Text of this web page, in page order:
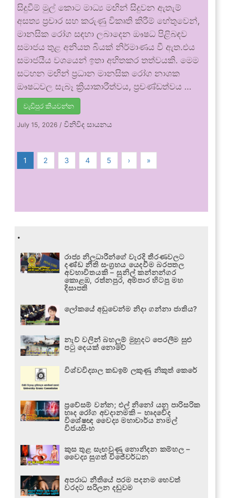
සිදුවීම් මුල් කොට මාධ්‍ය මඟින් සිදුවන ඇතැම්
අසත්‍ය ප්‍රචාර සහ කරුණු විකෘති කිරීම් හේතුවෙන්,
මානසික රෝග සඳහා ලබාදෙන ඖෂධ පිළිබඳව
සමාජය තුළ අනියත බියක් නිර්මාණය වී ඇත.එය
සමාජයීය වශයෙන් ඉතා අහිතකර තත්වයකි. මෙම
සටහන මඟින් ප්‍රධාන මානසික රෝග නාශක
ඖෂධවල සැබෑ ක්‍රියාකාරීත්වය, ප්‍රචණ්ඩත්වය …
වැඩිපුර කියවන්න
July 15, 2026 /විනිවිද සායනය
1 2 3 4 5 › »
.
රාජ්‍ය නිලධාරීන්ගේ වැරදි තීරණවලට
දණ්ඩ නීති සංග්‍රහය යෙදවීම බරපතල
අවභාවිතයකි – සුනිල් කන්නන්ගර
කොළඹ, රත්නපුර, අම්පාර හිටපු මහ
දිසාපති
ලෝකයේ අඩුවෙන්ම නිදා ගන්නා ජාතිය?
නැව් වලින් බහලුම් මුහුදට පෙරලීම සුළු
පටු දෙයක් නොවේ
විශ්වවිද්‍යාල කඩඉම් ලකුණු නිකුත් කෙරේ
ප්‍රවේසම් වන්න; එල් නිනෝ යනු පාරිසරික
හෘද රෝග අවදානමකි – හෘදවේද
විශේෂඥ වෛද්‍ය මහාචාර්ය නාමල්
විජයසිංහ
කුස තුළ සැඟවුණු නොනිදන කම්හල –
වෛද්‍ය සුගත් විජේවර්ධන
අපරාධ නීතියේ පරම පදනම හෙවත්
වරදට සරිලන දඬුවම